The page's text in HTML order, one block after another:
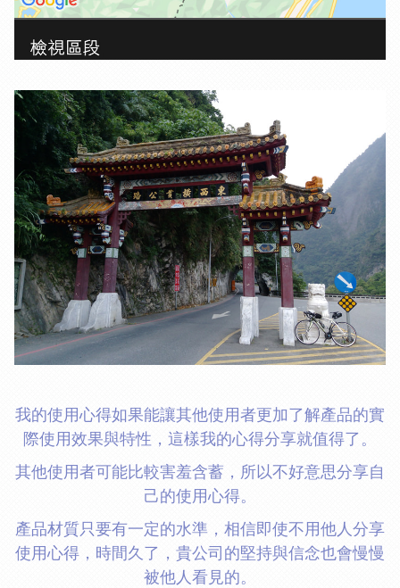
我的使用心得如果能讓其他使用者更加了解產品的實
際使用效果與特性，這樣我的心得分享就值得了。
其他使用者可能比較害羞含蓄，所以不好意思分享自
己的使用心得。
產品材質只要有一定的水準，相信即使不用他人分享
使用心得，時間久了，貴公司的堅持與信念也會慢慢
被他人看見的。